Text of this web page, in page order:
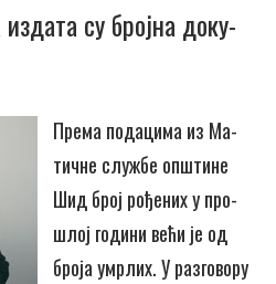
су број­на до­ку­
Пре­ма по­да­ци­ма из Ма­
тич­не слу­жбе оп­шти­не
Шид број ро­ђе­них у про­
шлој го­ди­ни ве­ћи је од
бро­ја умр­лих. У раз­го­во­ру